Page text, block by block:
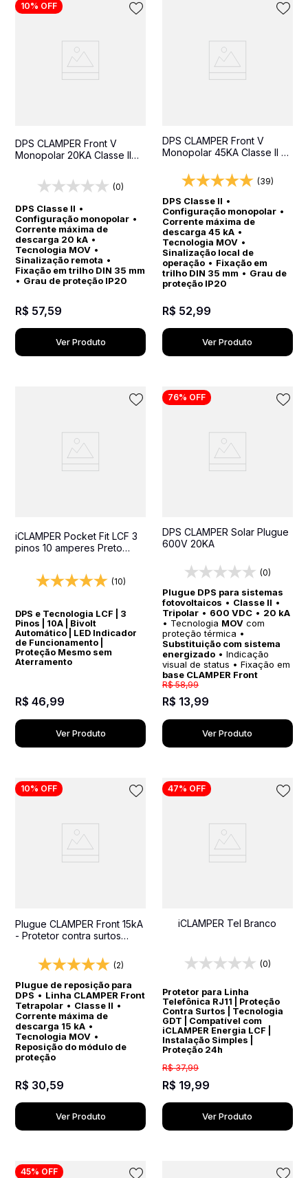
10% OFF
DPS CLAMPER Front V
Monopolar 20KA Classe II
para quadros elétricos
(0)
DPS Classe II •
Configuração monopolar •
Corrente máxima de
descarga 20 kA •
Tecnologia MOV •
Sinalização remota •
Fixação em trilho DIN 35 mm
• Grau de proteção IP20
R$ 57,59
Ver Produto
DPS CLAMPER Front V
Monopolar 45KA Classe II -
quadros elétricos
(39)
DPS Classe II •
Configuração monopolar•
Corrente máxima de
descarga 45 kA•
Tecnologia MOV•
Sinalização local de
operação• Fixação em
trilho DIN 35 mm • Grau de
proteção IP20
R$ 52,99
Ver Produto
iCLAMPER Pocket Fit LCF 3
pinos 10 amperes Preto
(10)
DPS e Tecnologia LCF | 3
Pinos | 10A | Bivolt
Automático | LED Indicador
de Funcionamento |
Proteção Mesmo sem
Aterramento
R$ 46,99
Ver Produto
76% OFF
DPS CLAMPER Solar Plugue
600V 20KA
(0)
Plugue DPS para sistemas
fotovoltaicos • Classe II •
Tripolar• 600 VDC• 20 kA
• Tecnologia MOVcom
proteção térmica •
Substituição com sistema
energizado• Indicação
visual de status • Fixação em
base CLAMPER Front
R$ 58,99
R$ 13,99
Ver Produto
10% OFF
Plugue CLAMPER Front 15kA
- Protetor contra surtos
elétricos
(2)
Plugue de reposição para
DPS • Linha CLAMPER Front
Tetrapolar • Classe II •
Corrente máxima de
descarga 15 kA •
Tecnologia MOV •
Reposição do módulo de
proteção
R$ 30,59
Ver Produto
47% OFF
iCLAMPER Tel Branco
(0)
Protetor para Linha
Telefônica RJ11 | Proteção
Contra Surtos | Tecnologia
GDT | Compatível com
iCLAMPER Energia LCF |
Instalação Simples |
Proteção 24h
R$ 37,99
R$ 19,99
Ver Produto
45% OFF